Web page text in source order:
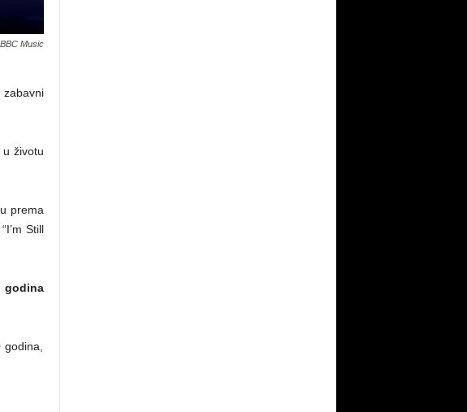
Music
zabavni
u životu
prema
Still
godina